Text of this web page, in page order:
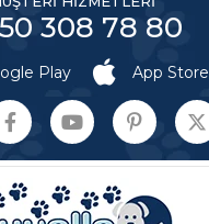
308 78 80
Play App Store